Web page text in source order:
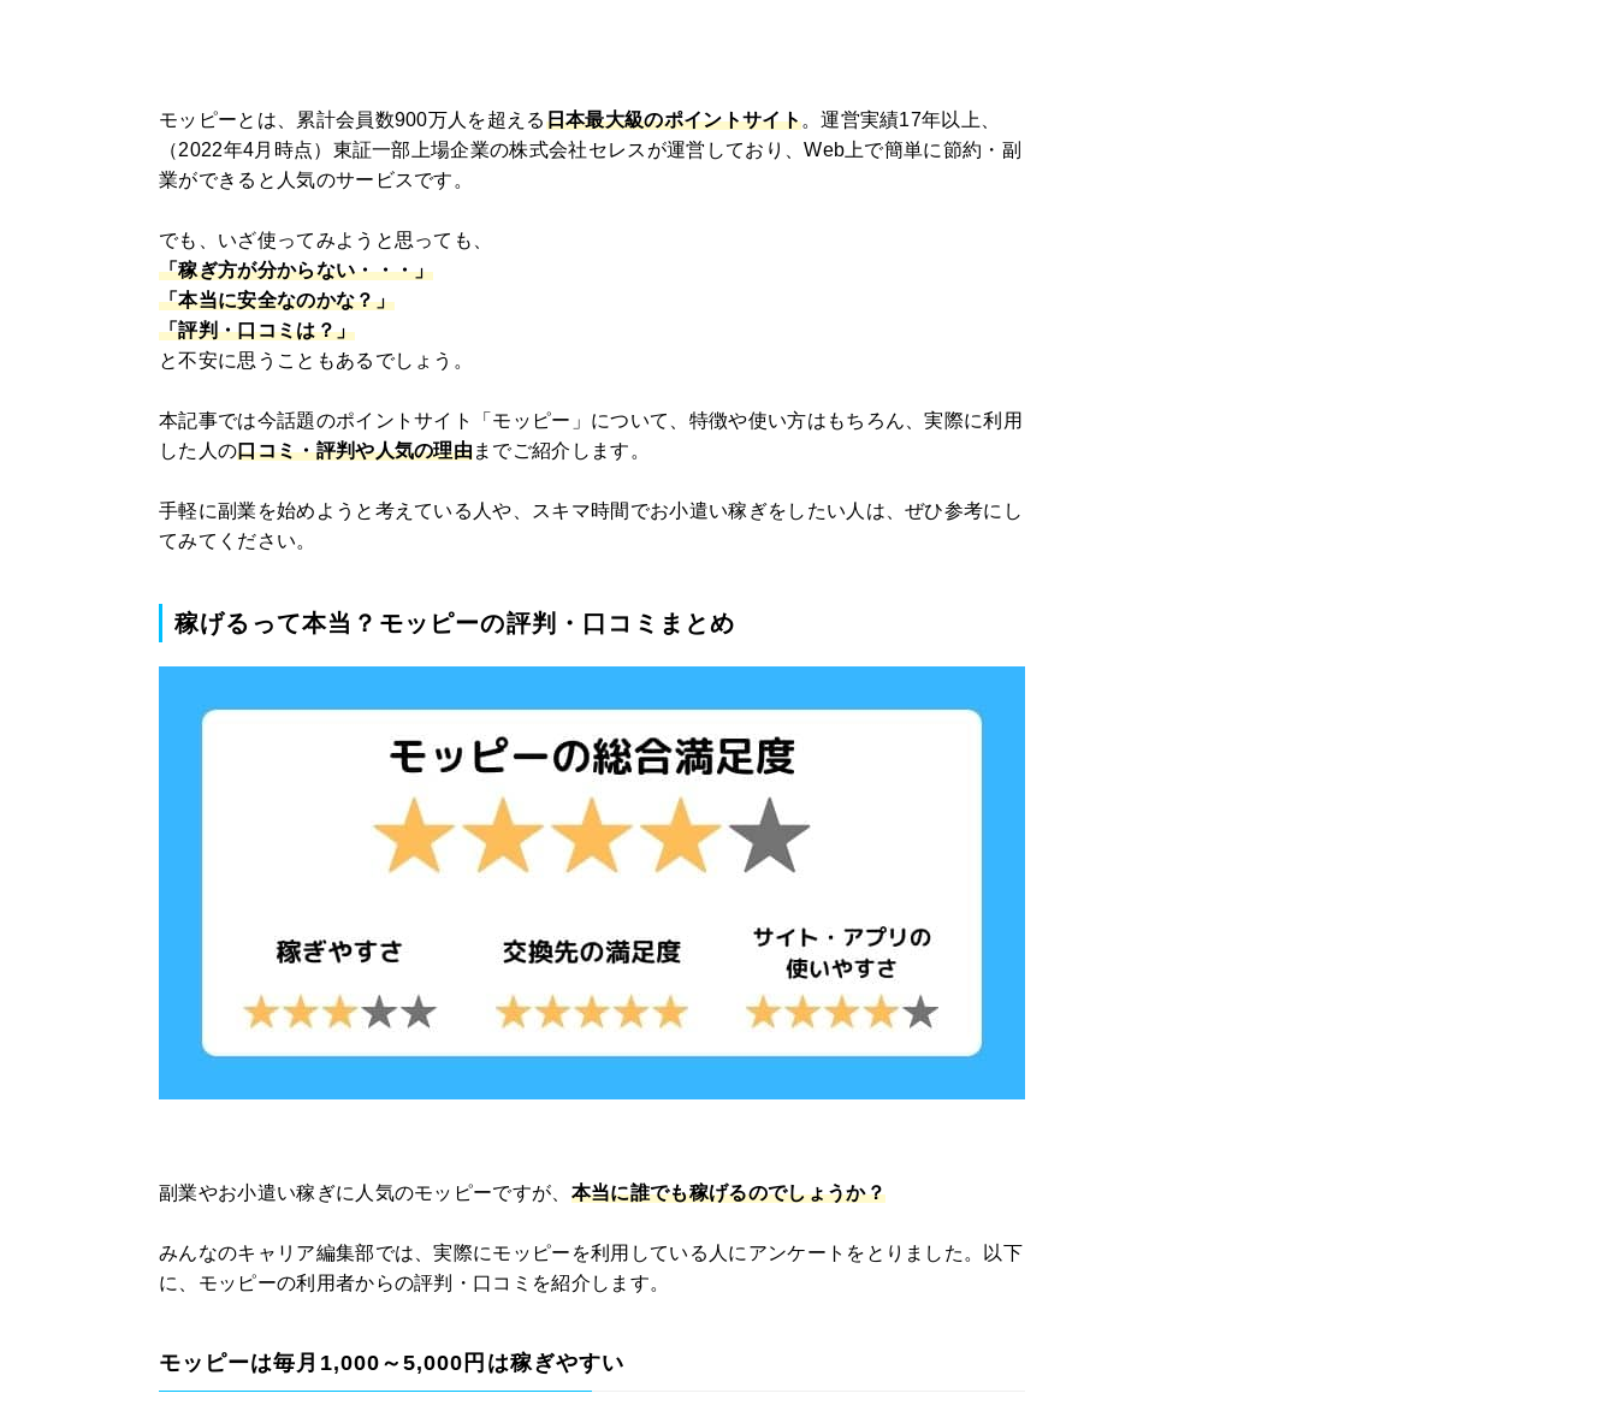
モッピーとは、累計会員数900万人を超える日本最大級のポイントサイト。運営実績17年以上、
（2022年4月時点）東証一部上場企業の株式会社セレスが運営しており、Web上で簡単に節約・副
業ができると人気のサービスです。
でも、いざ使ってみようと思っても、
「稼ぎ方が分からない・・・」
「本当に安全なのかな？」
「評判・口コミは？」
と不安に思うこともあるでしょう。
本記事では今話題のポイントサイト「モッピー」について、特徴や使い方はもちろん、実際に利用
した人の口コミ・評判や人気の理由までご紹介します。
手軽に副業を始めようと考えている人や、スキマ時間でお小遣い稼ぎをしたい人は、ぜひ参考にし
てみてください。
稼げるって本当？モッピーの評判・口コミまとめ
副業やお小遣い稼ぎに人気のモッピーですが、 本当に誰でも稼げるのでしょうか？
みんなのキャリア編集部では、実際にモッピーを利用している人にアンケートをとりました。以下
に、モッピーの利用者からの評判・口コミを紹介します。
モッピーは毎月1,000～5,000円は稼ぎやすい